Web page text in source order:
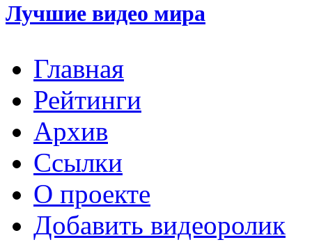
Лучшие видео мира
Главная
Рейтинги
Архив
Ссылки
О проекте
Добавить видеоролик